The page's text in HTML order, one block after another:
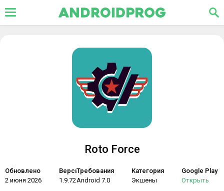
Roto Force
Обновлено
2 июня 2026
Версия
1.9.72
Требования
Android 7.0
Категория
Экшены
Google Play
Открыть